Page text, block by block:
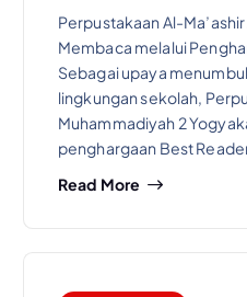
Perpustakaan Al-
Membaca melalui
Sebagai upaya
lingkungan sekolah,
Muhammadiyah 2
penghargaan Best
Read More